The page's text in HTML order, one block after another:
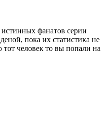
фанатов серии
пока их статистика не
человек то вы попали на